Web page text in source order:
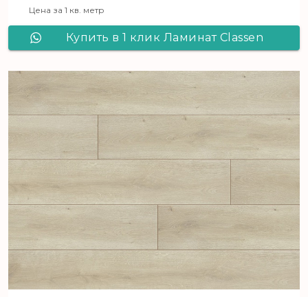
Цена за 1 кв. метр
Купить в 1 клик Ламинат Сlassen
52348